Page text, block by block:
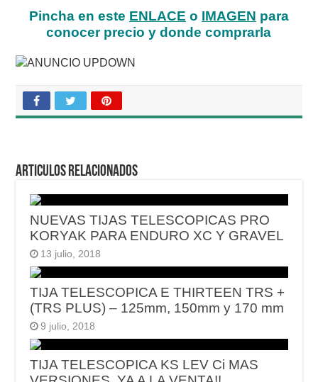
Pincha en este ENLACE o IMAGEN para
conocer precio y donde comprarla
Articulos relacionados
NUEVAS TIJAS TELESCOPICAS PRO
KORYAK PARA ENDURO XC Y GRAVEL
13 julio, 2018
TIJA TELESCOPICA E THIRTEEN TRS +
(TRS PLUS) – 125mm, 150mm y 170 mm
9 julio, 2018
TIJA TELESCOPICA KS LEV Ci MAS